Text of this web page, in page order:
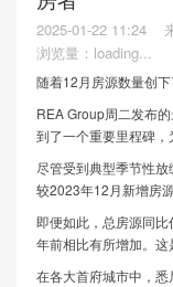
2025-01-22 11:24
浏览量： loading...
随着12月房源数量创
REA Group周二发布
到了一个重要里程碑，
尽管受到典型季节性
较2023年12月新增房
即便如此，总房源同
年前相比有所增加。这
在各大首府城市中，悉